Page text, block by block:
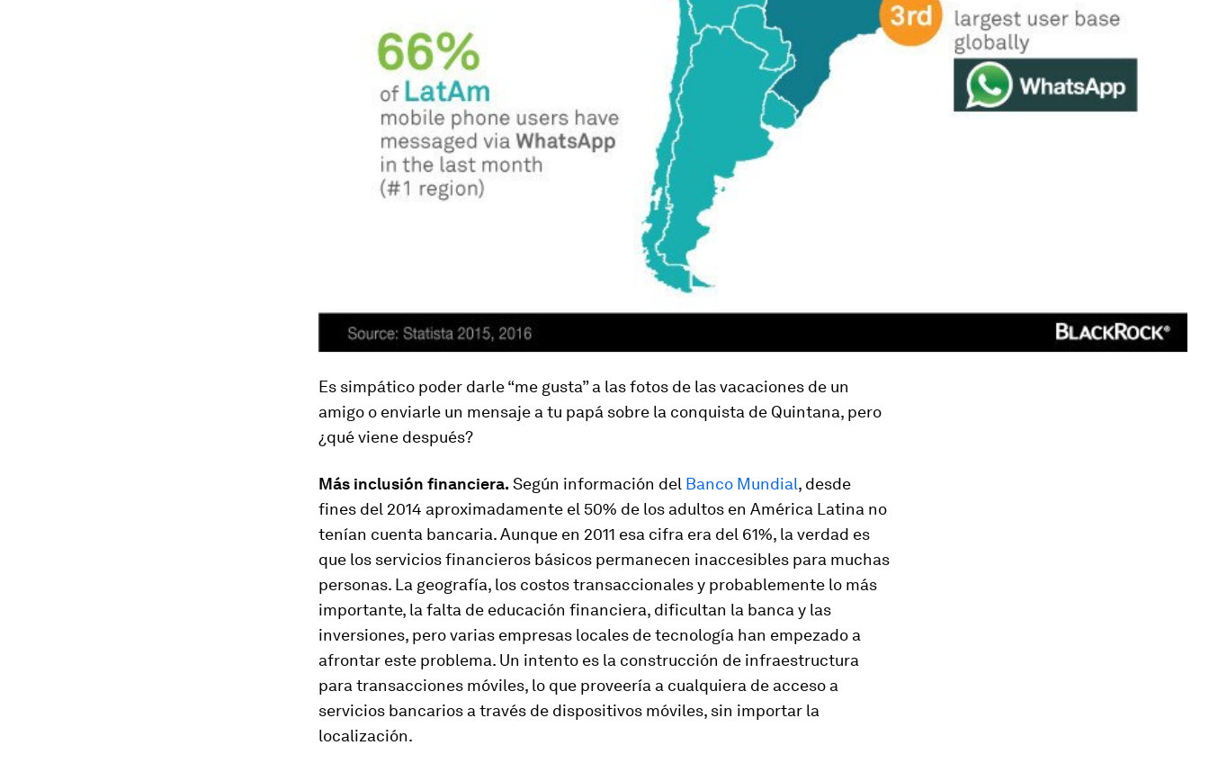
Es simpático poder darle “me gusta” a las fotos de las vacaciones de un
amigo o enviarle un mensaje a tu papá sobre la conquista de Quintana, pero
¿qué viene después?
Más inclusión financiera. Según información del Banco Mundial, desde
fines del 2014 aproximadamente el 50% de los adultos en América Latina no
tenían cuenta bancaria. Aunque en 2011 esa cifra era del 61%, la verdad es
que los servicios financieros básicos permanecen inaccesibles para muchas
personas. La geografía, los costos transaccionales y probablemente lo más
importante, la falta de educación financiera, dificultan la banca y las
inversiones, pero varias empresas locales de tecnología han empezado a
afrontar este problema. Un intento es la construcción de infraestructura
para transacciones móviles, lo que proveería a cualquiera de acceso a
servicios bancarios a través de dispositivos móviles, sin importar la
localización.